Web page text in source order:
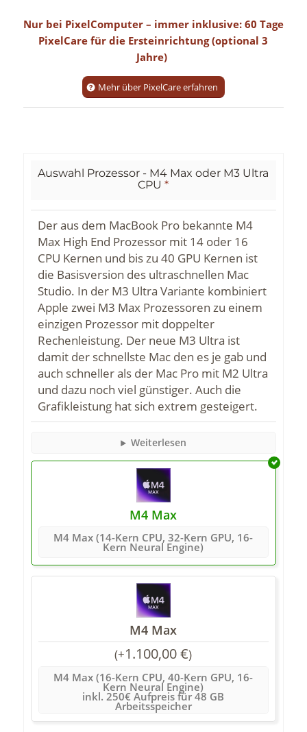
Nur bei PixelComputer – immer inklusive: 60 Tage
PixelCare für die Ersteinrichtung (optional 3
Jahre)
Mehr über PixelCare erfahren
Auswahl Prozessor - M4 Max oder M3 Ultra
CPU *
Der aus dem MacBook Pro bekannte M4
Max High End Prozessor mit 14 oder 16
CPU Kernen und bis zu 40 GPU Kernen ist
die Basisversion des ultraschnellen Mac
Studio. In der M3 Ultra Variante kombiniert
Apple zwei M3 Max Prozessoren zu einem
einzigen Prozessor mit doppelter
Rechenleistung. Der neue M3 Ultra ist
damit der schnellste Mac den es je gab und
auch schneller als der Mac Pro mit M2 Ultra
und dazu noch viel günstiger. Auch die
Grafikleistung hat sich extrem gesteigert.
Weiterlesen
M4 Max
M4 Max (14-Kern CPU, 32-Kern GPU, 16-
Kern Neural Engine)
M4 Max
(+1.100,00€)
M4 Max (16-Kern CPU, 40-Kern GPU, 16-
Kern Neural Engine)
inkl. 250€ Aufpreis für 48 GB
Arbeitsspeicher